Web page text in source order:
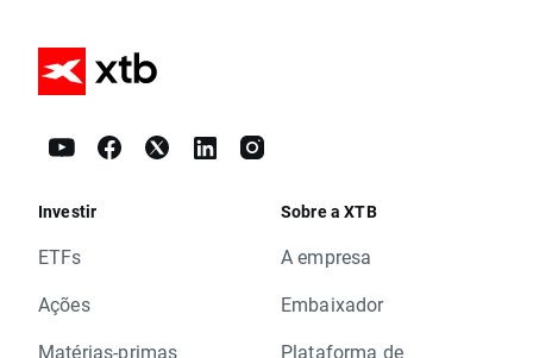
Investir
ETFs
Ações
Matérias-primas
Sobre a XTB
A empresa
Embaixador
Plataforma de